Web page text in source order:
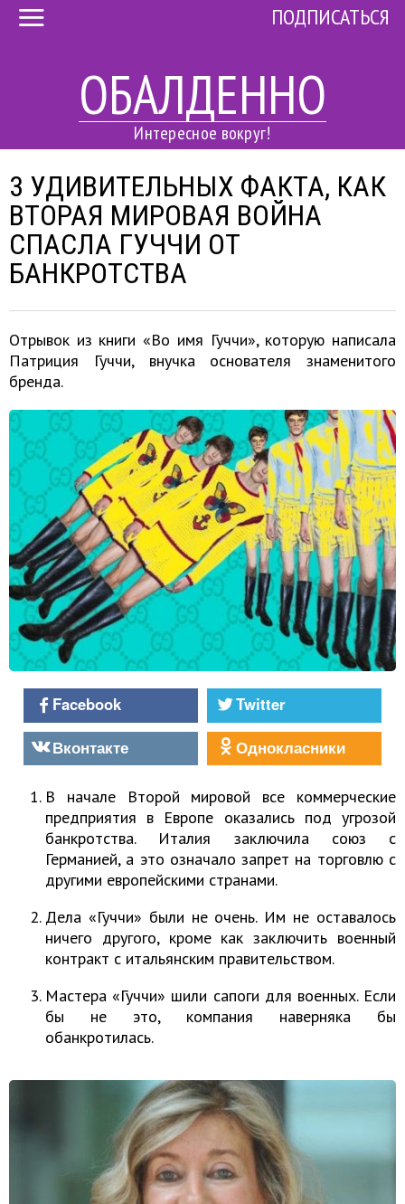
ОБАЛДЕННО
Интересное вокруг!
ПОДПИСАТЬСЯ
3 УДИВИТЕЛЬНЫХ ФАКТА, КАК
ВТОРАЯ МИРОВАЯ ВОЙНА
СПАСЛА ГУЧЧИ ОТ
БАНКРОТСТВА
Отрывок из книги «Во имя Гуччи», которую написала
Патриция Гуччи, внучка основателя знаменитого
бренда.
Facebook
Twitter
Вконтакте
Однокласники
В начале Второй мировой все коммерческие
предприятия в Европе оказались под угрозой
банкротства. Италия заключила союз с
Германией, а это означало запрет на торговлю с
другими европейскими странами.
Дела «Гуччи» были не очень. Им не оставалось
ничего другого, кроме как заключить военный
контракт с итальянским правительством.
Мастера «Гуччи» шили сапоги для военных. Если
бы не это, компания наверняка бы
обанкротилась.